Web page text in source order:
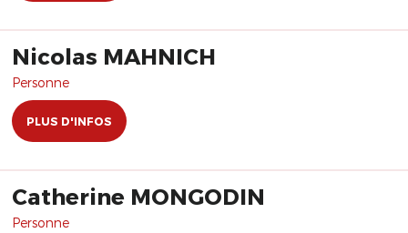
Nicolas MAHNICH
Personne
PLUS D'INFOS
Catherine MONGODIN
Personne